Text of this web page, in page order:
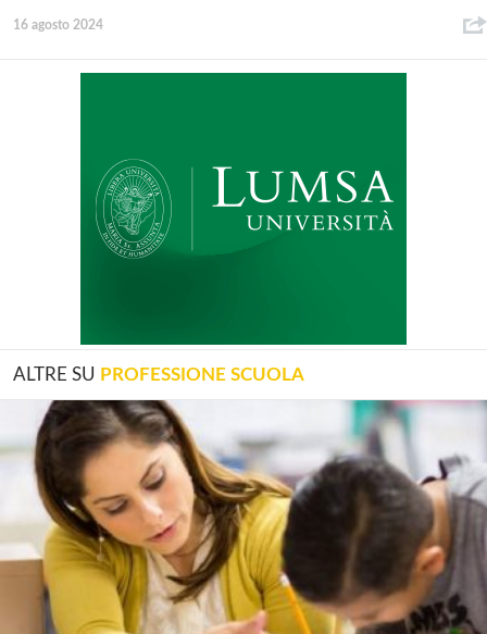
16 agosto 2024
ALTRE SU PROFESSIONE SCUOLA